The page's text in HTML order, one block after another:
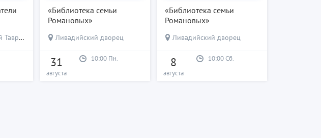
«Библиотека семьи
Романовых»
Ливадийский дворец
31
августа
10:00 Пн.
«Библиотека семьи
Романовых»
Ливадийский дворец
8
августа
10:00 Сб.